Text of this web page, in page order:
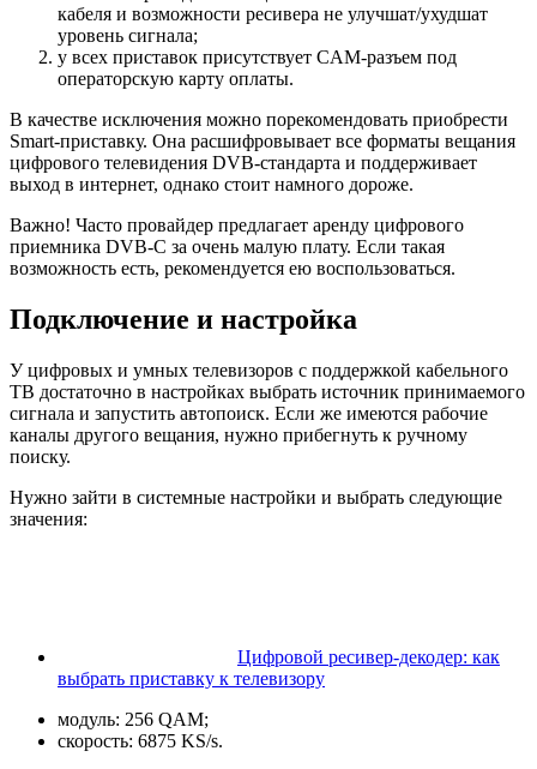
кабеля и возможности ресивера не улучшат/ухудшат
уровень сигнала;
у всех приставок присутствует CAM-разъем под
операторскую карту оплаты.
В качестве исключения можно порекомендовать приобрести
Smart-приставку. Она расшифровывает все форматы вещания
цифрового телевидения DVB-стандарта и поддерживает
выход в интернет, однако стоит намного дороже.
Важно! Часто провайдер предлагает аренду цифрового
приемника DVB-C за очень малую плату. Если такая
возможность есть, рекомендуется ею воспользоваться.
Подключение и настройка
У цифровых и умных телевизоров с поддержкой кабельного
ТВ достаточно в настройках выбрать источник принимаемого
сигнала и запустить автопоиск. Если же имеются рабочие
каналы другого вещания, нужно прибегнуть к ручному
поиску.
Нужно зайти в системные настройки и выбрать следующие
значения:
Цифровой ресивер-декодер: как
выбрать приставку к телевизору
модуль: 256 QAM;
скорость: 6875 KS/s.